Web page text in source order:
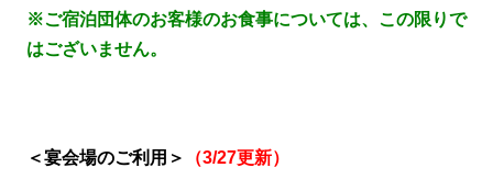
※ご宿泊団体のお客様のお食事については、この限りで
はございません。
＜宴会場のご利用＞ （3/27更新）